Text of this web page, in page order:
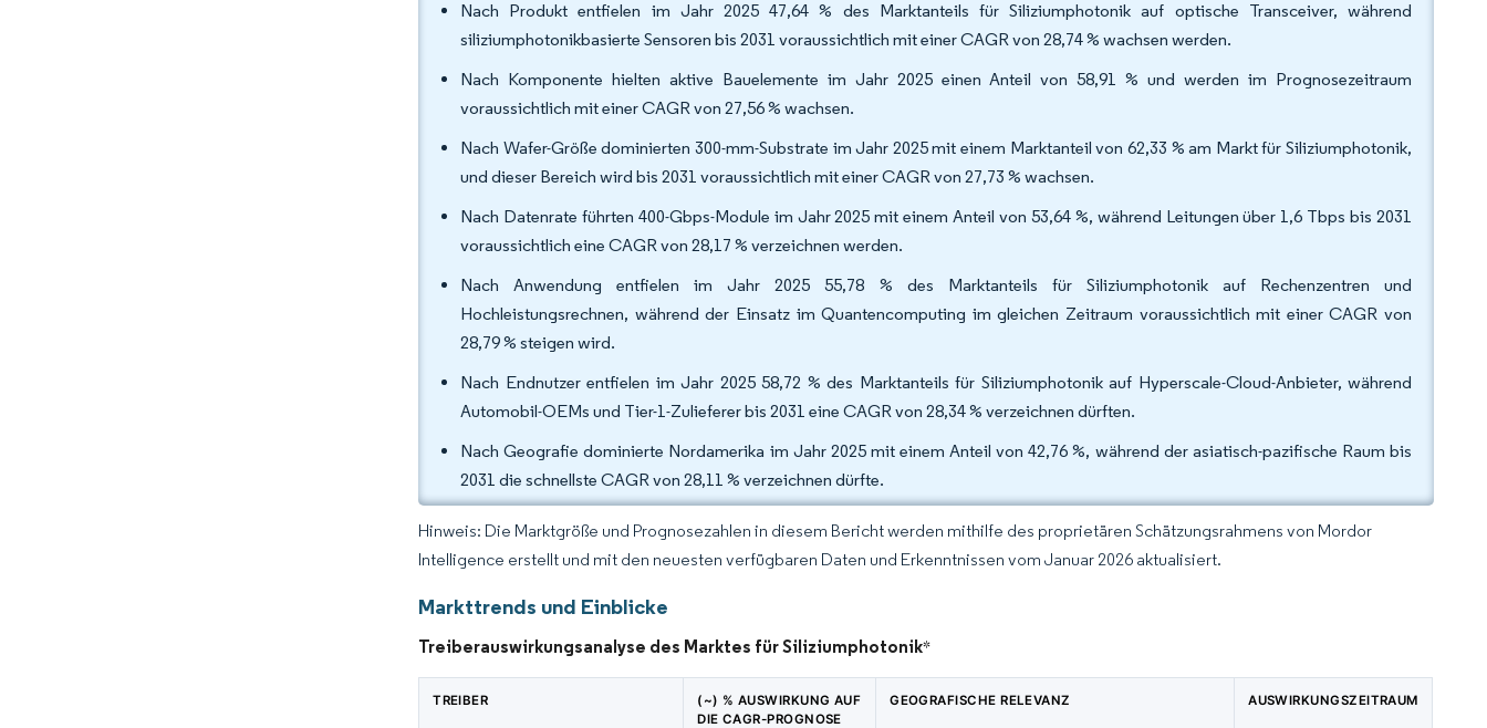
Nach Produkt entfielen im Jahr 2025 47,64 % des Marktanteils für Siliziumphotonik auf optische Transceiver, während
siliziumphotonikbasierte Sensoren bis 2031 voraussichtlich mit einer CAGR von 28,74 % wachsen werden.
Nach Komponente hielten aktive Bauelemente im Jahr 2025 einen Anteil von 58,91 % und werden im Prognosezeitraum
voraussichtlich mit einer CAGR von 27,56 % wachsen.
Nach Wafer-Größe dominierten 300-mm-Substrate im Jahr 2025 mit einem Marktanteil von 62,33 % am Markt für Siliziumphotonik,
und dieser Bereich wird bis 2031 voraussichtlich mit einer CAGR von 27,73 % wachsen.
Nach Datenrate führten 400-Gbps-Module im Jahr 2025 mit einem Anteil von 53,64 %, während Leitungen über 1,6 Tbps bis 2031
voraussichtlich eine CAGR von 28,17 % verzeichnen werden.
Nach Anwendung entfielen im Jahr 2025 55,78 % des Marktanteils für Siliziumphotonik auf Rechenzentren und
Hochleistungsrechnen, während der Einsatz im Quantencomputing im gleichen Zeitraum voraussichtlich mit einer CAGR von
28,79 % steigen wird.
Nach Endnutzer entfielen im Jahr 2025 58,72 % des Marktanteils für Siliziumphotonik auf Hyperscale-Cloud-Anbieter, während
Automobil-OEMs und Tier-1-Zulieferer bis 2031 eine CAGR von 28,34 % verzeichnen dürften.
Nach Geografie dominierte Nordamerika im Jahr 2025 mit einem Anteil von 42,76 %, während der asiatisch-pazifische Raum bis
2031 die schnellste CAGR von 28,11 % verzeichnen dürfte.
Hinweis: Die Marktgröße und Prognosezahlen in diesem Bericht werden mithilfe des proprietären Schätzungsrahmens von Mordor
Intelligence erstellt und mit den neuesten verfügbaren Daten und Erkenntnissen vom Januar 2026 aktualisiert.
Markttrends und Einblicke
Treiberauswirkungsanalyse des Marktes für Siliziumphotonik*
TREIBER
(~) % AUSWIRKUNG AUF
DIE CAGR-PROGNOSE
GEOGRAFISCHE RELEVANZ AUSWIRKUNGSZEITRAUM